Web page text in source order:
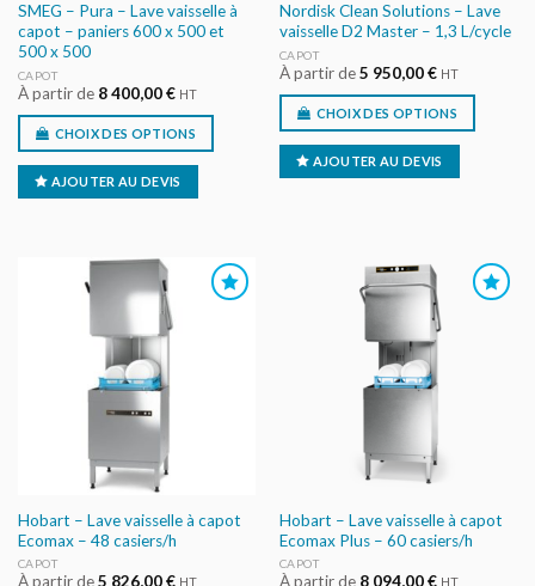
SMEG – Pura – Lave vaisselle à
capot – paniers 600 x 500 et
500 x 500
CAPOT
À partir de 8 400,00€ HT
CHOIX DES OPTIONS
AJOUTER AU DEVIS
Nordisk Clean Solutions – Lave
vaisselle D2 Master – 1,3 L/cycle
CAPOT
À partir de5 950,00€ HT
CHOIX DES OPTIONS
AJOUTER AU DEVIS
AJOUTER
AU DEVIS
Hobart – Lave vaisselle à capot
Ecomax – 48 casiers/h
CAPOT
À partir de5 826,00€ HT
AJOUTER
AU DEVIS
Hobart – Lave vaisselle à capot
Ecomax Plus – 60 casiers/h
CAPOT
À partir de 8 094,00€ HT